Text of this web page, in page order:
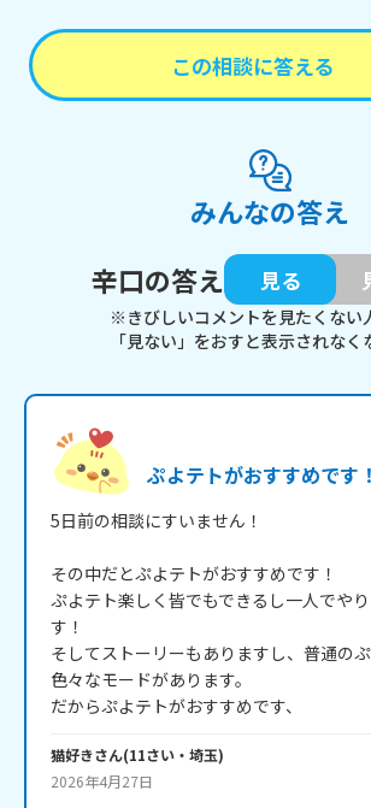
この相談に答える
みんなの答え
辛口の答え
見る
※きびしいコメントを見たくない
「見ない」をおすと表示されなく
ぷよテトがおすすめです！
5日前の相談にすいません！
その中だとぷよテトがおすすめです！
ぷよテト楽しく皆でもできるし一人でや
す！
そしてストーリーもありますし、普通の
色々なモードがあります。
猫好きさん(11さい・ 埼玉)
2026年4月27日